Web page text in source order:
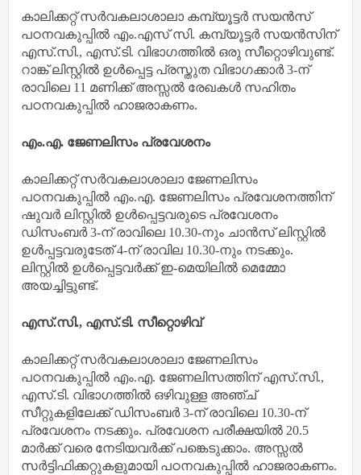
കാലിക്കറ്റ് സര്‍വകലാശാലാ കമ്പ്യൂട്ടര്‍ സയന്‍സ്
പഠനവകുപ്പില്‍ എം.എസ് സി. കമ്പ്യൂട്ടര്‍ സയന്‍സിന്
എസ്.സി., എസ്.ടി. വിഭാഗത്തില്‍ ഒരു സീറ്റൊഴിവുണ്ട്.
റാങ്ക് ലിസ്റ്റില്‍ ഉള്‍പ്പെട്ട പ്രസ്തുത വിഭാഗക്കാര്‍ 3-ന്
രാവിലെ 11 മണിക്ക് അസ്സല്‍ രേഖകള്‍ സഹിതം
പഠനവകുപ്പില്‍ ഹാജരാകണം.
എം.എ. ജേണലിസം പ്രവേശനം
കാലിക്കറ്റ് സര്‍വകലാശാലാ ജേണലിസം
പഠനവകുപ്പില്‍ എം.എ. ജേണലിസം പ്രവേശനത്തിന്
ഷുവര്‍ ലിസ്റ്റില്‍ ഉള്‍പ്പെട്ടവരുടെ പ്രവേശനം
ഡിസംബര്‍ 3-ന് രാവിലെ 10.30-നും ചാന്‍സ് ലിസ്റ്റില്‍
ഉള്‍പ്പട്ടവരുടേത് 4-ന് രാവില 10.30-നും നടക്കും.
ലിസ്റ്റില്‍ ഉള്‍പ്പെട്ടവര്‍ക്ക് ഇ-മെയിലില്‍ മെമ്മോ
അയച്ചിട്ടുണ്ട്.
എസ്.സി., എസ്.ടി. സീറ്റൊഴിവ്
കാലിക്കറ്റ് സര്‍വകലാശാലാ ജേണലിസം
പഠനവകുപ്പില്‍ എം.എ. ജേണലിസത്തിന് എസ്.സി.,
എസ്.ടി. വിഭാഗത്തില്‍ ഒഴിവുള്ള അഞ്ച്
സീറ്റുകളിലേക്ക് ഡിസംബര്‍ 3-ന് രാവിലെ 10.30-ന്
പ്രവേശനം നടക്കും. പ്രവേശന പരീക്ഷയില്‍ 20.5
മാര്‍ക്ക് വരെ നേടിയവര്‍ക്ക് പങ്കെടുക്കാം. അസ്സല്‍
സര്‍ട്ടിഫിക്കറ്റുകളുമായി പഠനവകുപ്പില്‍ ഹാജരാകണം.